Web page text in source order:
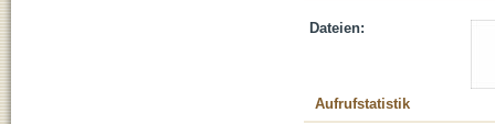
Dateien:
Aufrufstatistik